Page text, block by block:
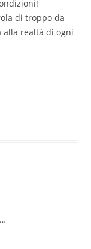
di troppo da
alla realtà di ogni